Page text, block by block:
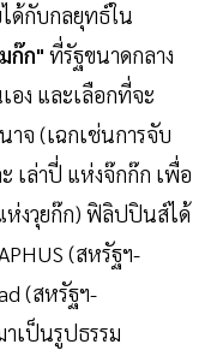
ด้กับกลยุทธ์ใน
ก๊ก" ที่รัฐขนาดกลาง
อง และเลือกที่จะ
จ (เฉกเช่นการจับ
เล่าปี่ แห่งจ๊กก๊ก เพื่อ
ห่งวุยก๊ก) ฟิลิปปินส์ได้
(สหรัฐฯ-
(สหรัฐฯ-
เป็นรูปธรรม